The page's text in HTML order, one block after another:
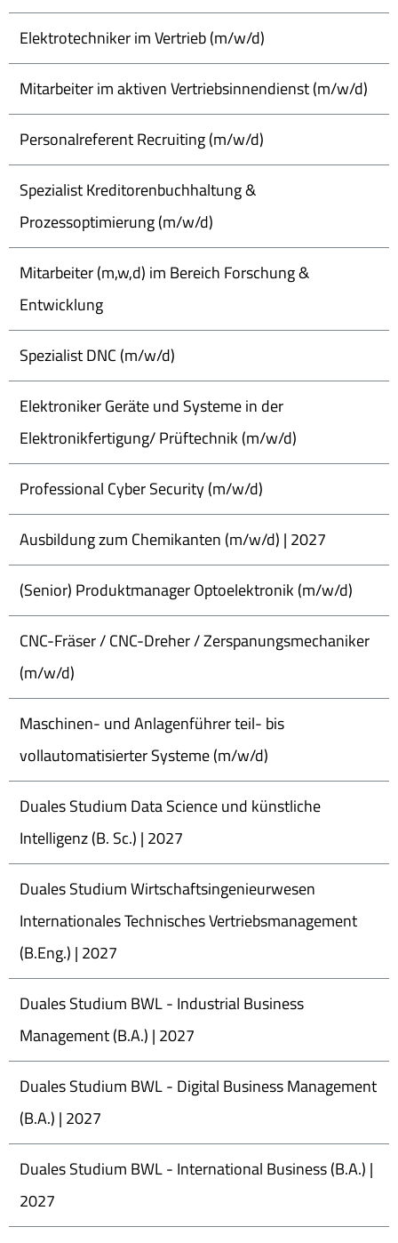
Elektrotechniker im Vertrieb (m/w/d)
Mitarbeiter im aktiven Vertriebsinnendienst (m/w/d)
Personalreferent Recruiting (m/w/d)
Spezialist Kreditorenbuchhaltung &
Prozessoptimierung (m/w/d)
Mitarbeiter (m,w,d) im Bereich Forschung &
Entwicklung
Spezialist DNC (m/w/d)
Elektroniker Geräte und Systeme in der
Elektronikfertigung/ Prüftechnik (m/w/d)
Professional Cyber Security (m/w/d)
Ausbildung zum Chemikanten (m/w/d) | 2027
(Senior) Produktmanager Optoelektronik (m/w/d)
CNC-Fräser / CNC-Dreher / Zerspanungsmechaniker
(m/w/d)
Maschinen- und Anlagenführer teil- bis
vollautomatisierter Systeme (m/w/d)
Duales Studium Data Science und künstliche
Intelligenz (B. Sc.) | 2027
Duales Studium Wirtschaftsingenieurwesen
Internationales Technisches Vertriebsmanagement
(B.Eng.) | 2027
Duales Studium BWL - Industrial Business
Management (B.A.) | 2027
Duales Studium BWL - Digital Business Management
(B.A.) | 2027
Duales Studium BWL - International Business (B.A.) |
2027